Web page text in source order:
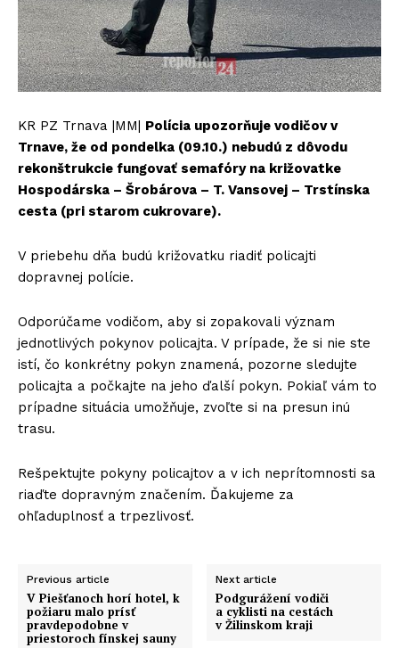
KR PZ Trnava |MM| Polícia upozorňuje vodičov v
Trnave, že od pondelka (09.10.) nebudú z dôvodu
rekonštrukcie fungovať semafóry na križovatke
Hospodárska – Šrobárova – T. Vansovej – Trstínska
cesta (pri starom cukrovare).
V priebehu dňa budú križovatku riadiť policajti
dopravnej polície.
Odporúčame vodičom, aby si zopakovali význam
jednotlivých pokynov policajta. V prípade, že si nie ste
istí, čo konkrétny pokyn znamená, pozorne sledujte
policajta a počkajte na jeho ďalší pokyn. Pokiaľ vám to
prípadne situácia umožňuje, zvoľte si na presun inú
trasu.
Rešpektujte pokyny policajtov a v ich neprítomnosti sa
riaďte dopravným značením. Ďakujeme za
ohľaduplnosť a trpezlivosť.
Previous article
V Piešťanoch horí hotel, k
požiaru malo prísť
pravdepodobne v
priestoroch fínskej sauny
Next article
Podgurážení vodiči
a cyklisti na cestách
v Žilinskom kraji